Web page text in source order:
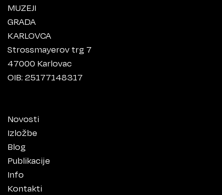
MUZEJI
GRADA
KARLOVCA
Strossmayerov trg 7
47000 Karlovac
OIB: 25177148317
Novosti
Izložbe
Blog
Publikacije
Info
Kontakti